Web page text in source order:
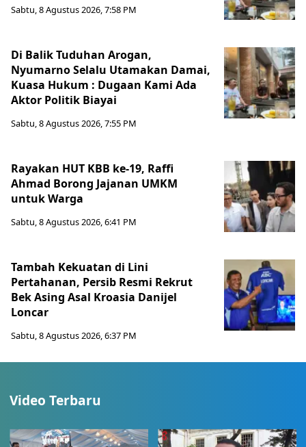
Sabtu, 8 Agustus 2026, 7:58 PM
Di Balik Tuduhan Arogan,
Nyumarno Selalu Utamakan Damai,
Kuasa Hukum : Dugaan Kami Ada
Aktor Politik Biayai
Sabtu, 8 Agustus 2026, 7:55 PM
Rayakan HUT KBB ke-19, Raffi
Ahmad Borong Jajanan UMKM
untuk Warga
Sabtu, 8 Agustus 2026, 6:41 PM
Tambah Kekuatan di Lini
Pertahanan, Persib Resmi Rekrut
Bek Asing Asal Kroasia Danijel
Loncar
Sabtu, 8 Agustus 2026, 6:37 PM
Video Terbaru